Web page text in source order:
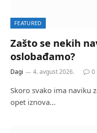
FEATURED
Zašto se nekih
oslobađamo?
Dagi 4. avgust 2026. 0
Skoro svako ima naviku
opet iznova…